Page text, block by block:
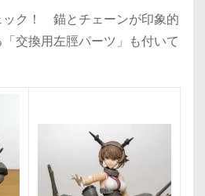
ック！ 錨とチェーンが印象的
交換用左脛パーツ」も付いて